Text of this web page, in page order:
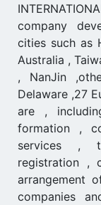
company
cities such as
Australia ,
, NanJin
Delaware ,27
are ,
formation ,
services ,
registration ,
arrangement
companies